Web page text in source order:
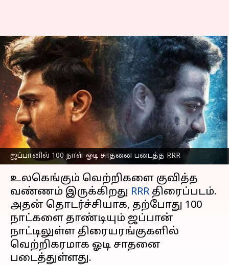
ஜப்பானில் 100 நாள் ஓடி சாதனை படைத்த RRR
RRR புதிய சாதனை:
ஜப்பான் திரையரங்குளில்
100 நாட்கள் தாண்டி
வெற்றிகரமாக
ஓடிக்கொண்டிருக்கிறது
எழுதியவர் Venkatalakshmi V Jan 28, 2023 07:31 pm
செய்தி முன்னோட்டம்
உலகெங்கும் வெற்றிகளை குவித்த
வண்ணம் இருக்கிறது RRR திரைப்படம்.
அதன் தொடர்ச்சியாக, தற்போது 100
நாட்களை தாண்டியும் ஜப்பான்
நாட்டிலுள்ள திரையரங்குகளில்
வெற்றிகரமாக ஓடி சாதனை
படைத்துள்ளது.